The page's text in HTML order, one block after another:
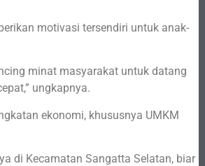
motivasi tersendiri untuk anak-
minat masyarakat untuk datang
ungkapnya.
ekonomi, khususnya UMKM
di Kecamatan Sangatta Selatan, biar